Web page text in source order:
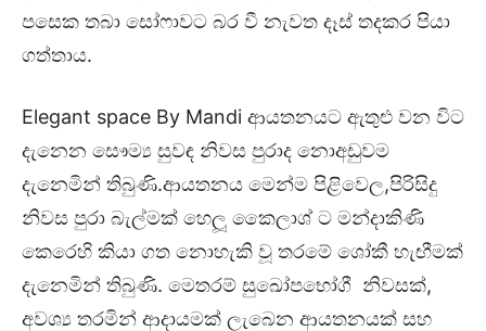
පසෙක තබා සෝෆාවට බර වී නැවත දෑස් තදකර පියා
ගත්තාය.
Elegant space By Mandi ආයතනයට ඇතුළු වන විට
දැනෙන සෞම්‍ය සුවඳ නිවස පුරාද නොඅඩුවම
දැනෙමින් තිබුණි.ආයතනය මෙන්ම පිළිවෙල,පිරිසිදු
නිවස පුරා බැල්මක් හෙලූ කෛලාශ් ට මන්දාකිණි
කෙරෙහි කියා ගත නොහැකි වූ තරමේ ශෝකී හැඟීමක්
දැනෙමින් තිබුණි. මෙතරම් සුඛෝපභෝගී නිවසක්,
අවශ්‍ය තරමින් ආදායමක් ලැබෙන ආයතනයක් සහ